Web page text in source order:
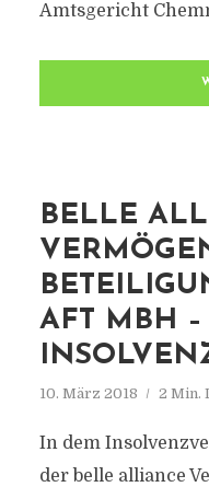
Amtsgericht
BELLE
AFT MBH –
10. März 2018 2 Min.
In dem
der belle alliance